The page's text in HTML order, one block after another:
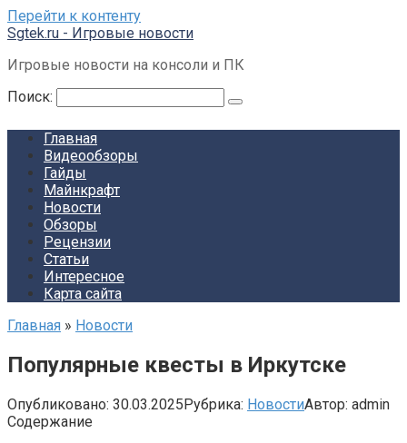
Перейти к контенту
Sgtek.ru - Игровые новости
Игровые новости на консоли и ПК
Поиск:
Главная
Видеообзоры
Гайды
Майнкрафт
Новости
Обзоры
Рецензии
Статьи
Интересное
Карта сайта
Главная » Новости
Популярные квесты в Иркутске
Опубликовано: 30.03.2025Рубрика: НовостиАвтор: admin
Содержание